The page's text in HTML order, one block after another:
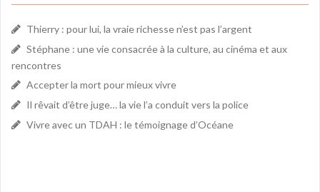
Thierry : pour lui, la vraie richesse n’est pas l’argent
Stéphane : une vie consacrée à la culture, au cinéma et aux
rencontres
Accepter la mort pour mieux vivre
Il rêvait d’être juge… la vie l’a conduit vers la police
Vivre avec un TDAH : le témoignage d’Océane